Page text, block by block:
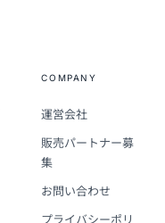
COMPANY
運営会社
販売パートナー募
集
お問い合わせ
プライバシーポリ